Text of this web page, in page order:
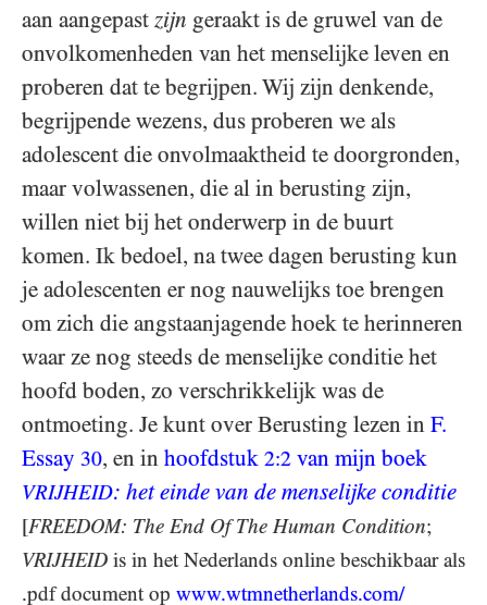
aan aangepast zijn geraakt is de gruwel van de
onvolkomenheden van het menselijke leven en
proberen dat te begrijpen. Wij zijn denkende,
begrijpende wezens, dus proberen we als
adolescent die onvolmaaktheid te doorgronden,
maar volwassenen, die al in berusting zijn,
willen niet bij het onderwerp in de buurt
komen. Ik bedoel, na twee dagen berusting kun
je adolescenten er nog nauwelijks toe brengen
om zich die angstaanjagende hoek te herinneren
waar ze nog steeds de menselijke conditie het
hoofd boden, zo verschrikkelijk was de
ontmoeting. Je kunt over Berusting lezen in F.
Essay 30, en in hoofdstuk 2:2 van mijn boek
VRIJHEID: het einde van de menselijke conditie
[FREEDOM: The End Of The Human Condition;
VRIJHEID is in het Nederlands online beschikbaar als
.pdf document op www.wtmnetherlands.com/